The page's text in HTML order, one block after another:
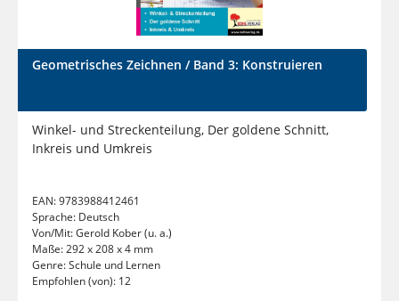
Geometrisches Zeichnen / Band 3: Konstruieren
Winkel- und Streckenteilung, Der goldene Schnitt,
Inkreis und Umkreis
EAN:9783988412461
Sprache: Deutsch
Von/Mit:Gerold Kober (u. a.)
Maße:292 x 208 x 4 mm
Genre:Schule und Lernen
Empfohlen (von): 12